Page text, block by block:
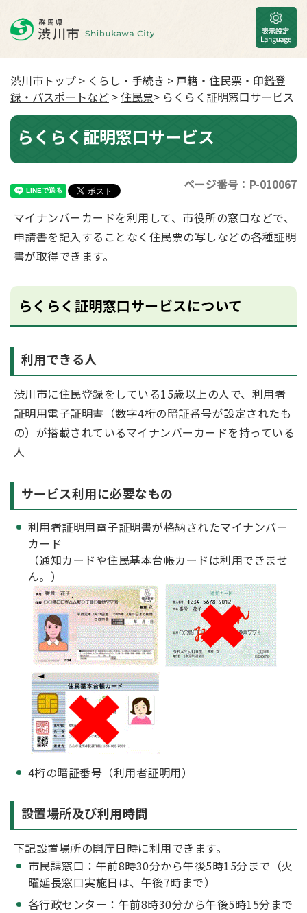
渋川市トップ > くらし・手続き > 戸籍・住民票・印鑑登
録・パスポートなど >住民票> らくらく証明窓口サービス
らくらく証明窓口サービス
ページ番号：P-010067
マイナンバーカードを利用して、市役所の窓口などで、
申請書を記入することなく住民票の写しなどの各種証明
書が取得できます。
らくらく証明窓口サービスについて
利用できる人
渋川市に住民登録をしている15歳以上の人で、利用者
証明用電子証明書（数字4桁の暗証番号が設定されたも
の）が搭載されているマイナンバーカードを持っている
人
サービス利用に必要なもの
利用者証明用電子証明書が格納されたマイナンバー
カード
（通知カードや住民基本台帳カードは利用できませ
ん。）
4桁の暗証番号（利用者証明用）
設置場所及び利用時間
下記設置場所の開庁日時に利用できます。
市民課窓口：午前8時30分から午後5時15分まで（火
曜延長窓口実施日は、午後7時まで）
各行政センター：午前8時30分から午後5時15分まで